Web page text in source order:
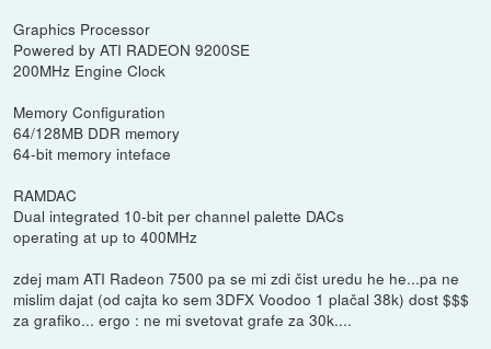
Graphics Processor
Powered by ATI RADEON 9200SE
200MHz Engine Clock
Memory Configuration
64/128MB DDR memory
64-bit memory inteface
RAMDAC
Dual integrated 10-bit per channel palette DACs
operating at up to 400MHz
zdej mam ATI Radeon 7500 pa se mi zdi čist uredu he he...pa ne
mislim dajat (od cajta ko sem 3DFX Voodoo 1 plačal 38k) dost $$$
za grafiko... ergo : ne mi svetovat grafe za 30k....